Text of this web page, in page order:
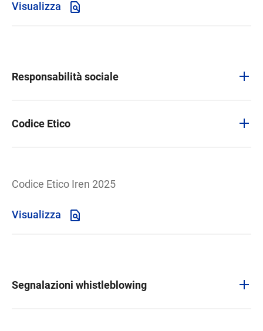
Visualizza
Responsabilità sociale
Codice Etico
Codice Etico Iren 2025
Visualizza
Segnalazioni whistleblowing